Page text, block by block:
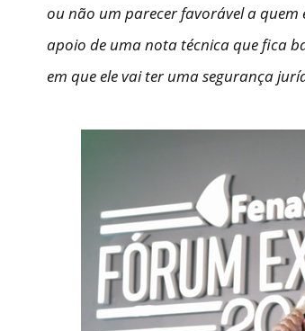
ou não um parecer favorável a
apoio de uma nota técnica que fica
em que ele vai ter uma segurança